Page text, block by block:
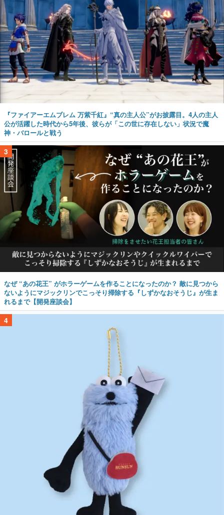
『ファイアーエムブレム 万紫千紅』“真の主人公”がお披露目。4人の主人
公が活躍した時代から5年後、彼らが「この世に存在しない」状況で魔
神・バロールと戦う
3
なぜ “あの花王” がホラーゲームを作ることになったのか？ 敵に見つから
ないようにマジックリンでこっそり掃除する『しずかなおそうじ』が生ま
れるまで【開発座談会】
4